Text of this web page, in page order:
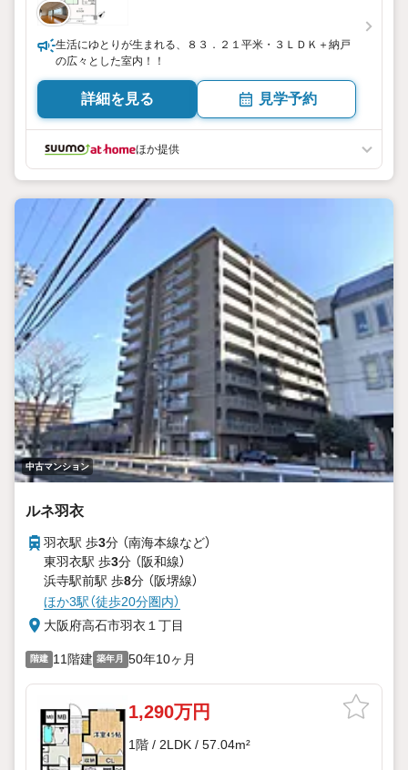
生活にゆとりが生まれる、８３．２１平米・３ＬＤＫ＋納戸
の広々とした室内！！
詳細を見る 見学予約
ほか提供
中古マンション
ルネ羽衣
羽衣駅 歩3分 （南海本線など）
東羽衣駅 歩3分 （阪和線）
浜寺駅前駅 歩8分 （阪堺線）
ほか3駅（徒歩20分圏内）
大阪府高石市羽衣１丁目
階建 11階建 築年月 50年10ヶ月
1,290万円
1階 / 2LDK / 57.04m²